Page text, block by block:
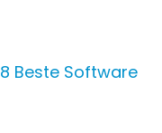
8 Beste Software